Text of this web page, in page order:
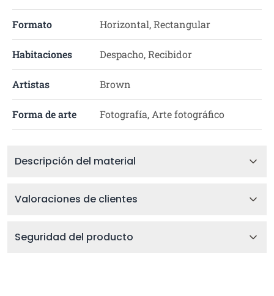
Formato Horizontal, Rectangular
Habitaciones Despacho, Recibidor
Artistas Brown
Forma de arte Fotografía, Arte fotográfico
Descripción del material
Valoraciones de clientes
Seguridad del producto